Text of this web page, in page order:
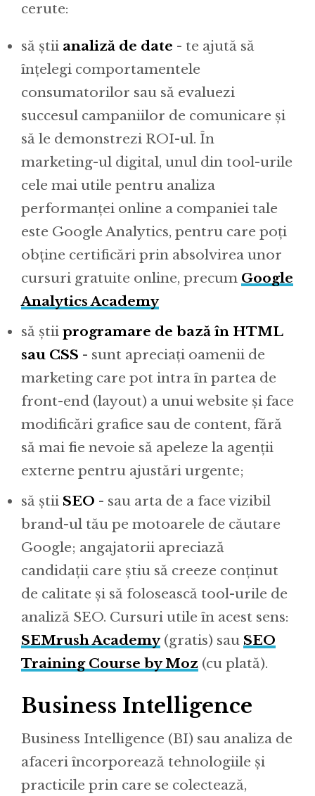
cerute:
să știi analiză de date - te ajută să
înțelegi comportamentele
consumatorilor sau să evaluezi
succesul campaniilor de comunicare și
să le demonstrezi ROI-ul. În
marketing-ul digital, unul din tool-urile
cele mai utile pentru analiza
performanței online a companiei tale
este Google Analytics, pentru care poți
obține certificări prin absolvirea unor
cursuri gratuite online, precum Google
Analytics Academy
să știi programare de bază în HTML
sau CSS - sunt apreciați oamenii de
marketing care pot intra în partea de
front-end (layout) a unui website și face
modificări grafice sau de content, fără
să mai fie nevoie să apeleze la agenții
externe pentru ajustări urgente;
să știi SEO - sau arta de a face vizibil
brand-ul tău pe motoarele de căutare
Google; angajatorii apreciază
candidații care știu să creeze conținut
de calitate și să folosească tool-urile de
analiză SEO. Cursuri utile în acest sens:
SEMrush Academy(gratis) sau SEO
Training Course by Moz (cu plată).
Business Intelligence
Business Intelligence (BI) sau analiza de
afaceri încorporează tehnologiile și
practicile prin care se colectează,